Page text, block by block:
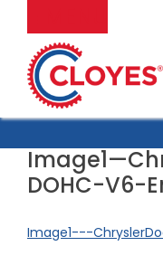
contenido
DOHC-V6-
Image1---